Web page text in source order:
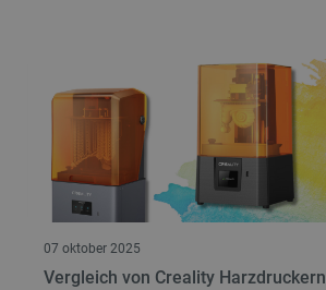
07 oktober 2025
Vergleich von Creality Harzdruckern